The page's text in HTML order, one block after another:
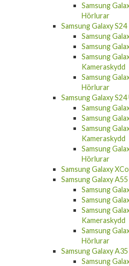
Samsung
Hörlurar
Samsung Galaxy S24
Samsung
Samsung
Samsung
Kameraskydd
Samsung
Hörlurar
Samsung Galaxy
Samsung
Samsung
Samsung
Kameraskydd
Samsung
Hörlurar
Samsung Galaxy
Samsung Galaxy A55
Samsung
Samsung
Samsung
Kameraskydd
Samsung
Hörlurar
Samsung Galaxy A35
Samsung